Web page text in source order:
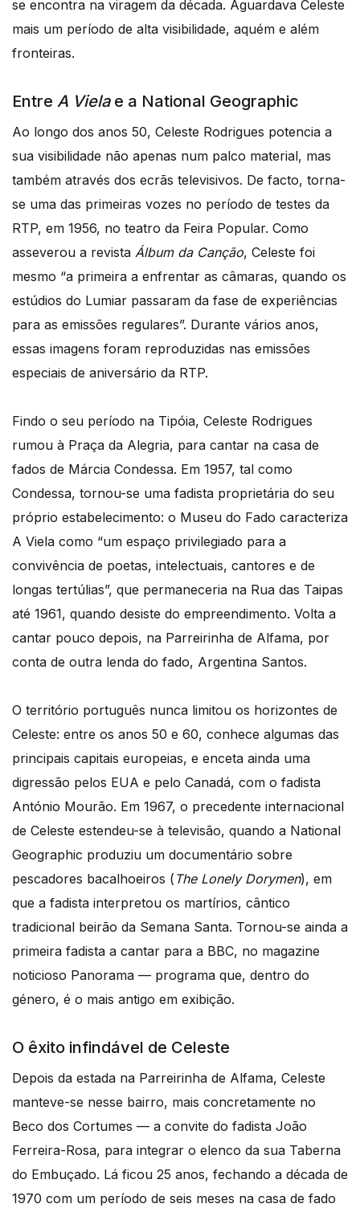
se encontra na viragem da década. Aguardava Celeste
mais um período de alta visibilidade, aquém e além
fronteiras.
Entre A Vielae a National Geographic
Ao longo dos anos 50, Celeste Rodrigues potencia a
sua visibilidade não apenas num palco material, mas
também através dos ecrãs televisivos. De facto, torna-
se uma das primeiras vozes no período de testes da
RTP, em 1956, no teatro da Feira Popular. Como
asseverou a revista Álbum da Canção, Celeste foi
mesmo “a primeira a enfrentar as câmaras, quando os
estúdios do Lumiar passaram da fase de experiências
para as emissões regulares”. Durante vários anos,
essas imagens foram reproduzidas nas emissões
especiais de aniversário da RTP.
Findo o seu período na Tipóia, Celeste Rodrigues
rumou à Praça da Alegria, para cantar na casa de
fados de Márcia Condessa. Em 1957, tal como
Condessa, tornou-se uma fadista proprietária do seu
próprio estabelecimento: o Museu do Fado caracteriza
A Viela como “um espaço privilegiado para a
convivência de poetas, intelectuais, cantores e de
longas tertúlias”, que permaneceria na Rua das Taipas
até 1961, quando desiste do empreendimento. Volta a
cantar pouco depois, na Parreirinha de Alfama, por
conta de outra lenda do fado, Argentina Santos.
O território português nunca limitou os horizontes de
Celeste: entre os anos 50 e 60, conhece algumas das
principais capitais europeias, e enceta ainda uma
digressão pelos EUA e pelo Canadá, com o fadista
António Mourão. Em 1967, o precedente internacional
de Celeste estendeu-se à televisão, quando a National
Geographic produziu um documentário sobre
pescadores bacalhoeiros ( The Lonely Dorymen), em
que a fadista interpretou os martírios, cântico
tradicional beirão da Semana Santa. Tornou-se ainda a
primeira fadista a cantar para a BBC, no magazine
noticioso Panorama — programa que, dentro do
género, é o mais antigo em exibição.
O êxito infindável de Celeste
Depois da estada na Parreirinha de Alfama, Celeste
manteve-se nesse bairro, mais concretamente no
Beco dos Cortumes — a convite do fadista João
Ferreira-Rosa, para integrar o elenco da sua Taberna
do Embuçado. Lá ficou 25 anos, fechando a década de
1970 com um período de seis meses na casa de fado